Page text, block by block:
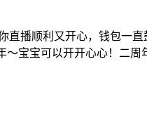
直播顺利又开心，钱包一
宝宝可以开开心心！二